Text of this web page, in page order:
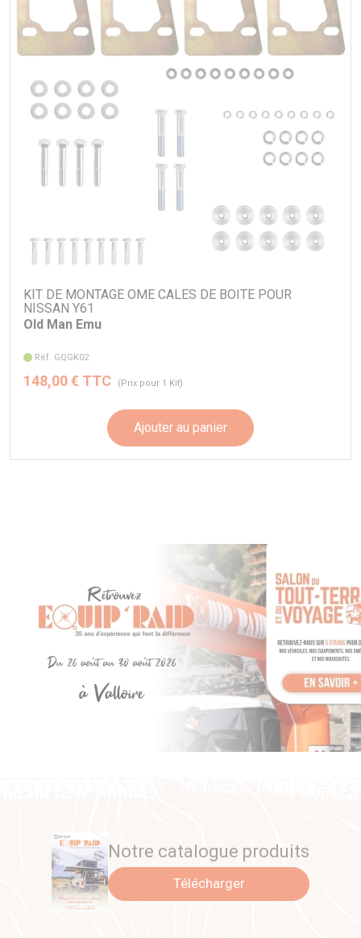
KIT DE MONTAGE OME CALES DE BOITE POUR
NISSAN Y61
Old Man Emu
Réf. GQGK02
148,00 € TTC (Prix pour 1 Kit)
Ajouter au panier
Notre catalogue produits
Télécharger